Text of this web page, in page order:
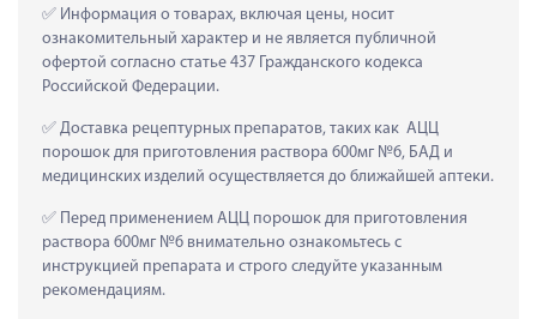
Информация о товарах, включая цены, носит
ознакомительный характер и не является публичной
офертой согласно статье 437 Гражданского кодекса
Российской Федерации.
Доставка рецептурных препаратов, таких как  АЦЦ
порошок для приготовления раствора 600мг №6, БАД и
медицинских изделий осуществляется до ближайшей аптеки.
Перед применением АЦЦ порошок для приготовления
раствора 600мг №6 внимательно ознакомьтесь с
инструкцией препарата и строго следуйте указанным
рекомендациям.